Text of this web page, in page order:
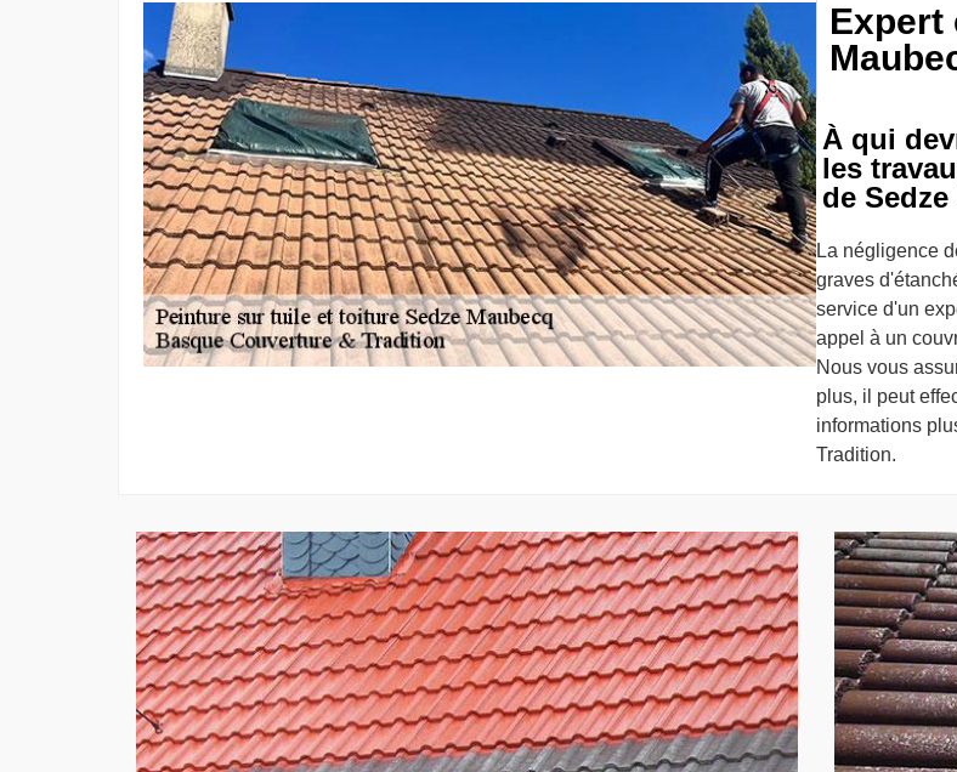
Expert
À qui
les
de
La négligence
graves
service d'un
appel à un
Nous vous
plus, il peut
informations
Tradition.